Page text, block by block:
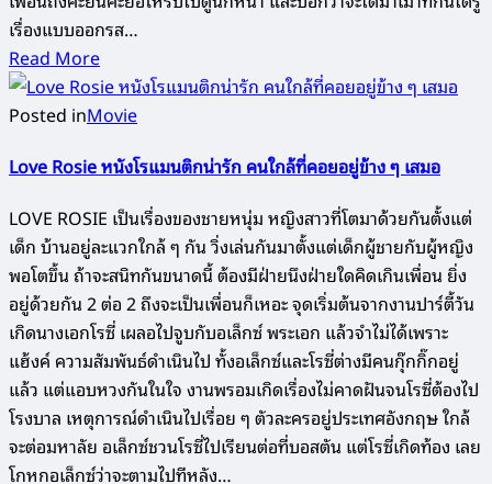
เรื่องแบบออกรส…
Read More
Posted inMovie
Love Rosie หนังโรแมนติกน่ารัก คนใกล้ที่คอยอยู่ข้าง ๆ เสมอ
LOVE ROSIE เป็นเรื่องของชายหนุ่ม หญิงสาวที่โตมาด้วยกันตั้งแต่
เด็ก บ้านอยู่ละแวกใกล้ ๆ กัน วิ่งเล่นกันมาตั้งแต่เด็กผู้ชายกับผู้หญิง
พอโตขึ้น ถ้าจะสนิทกันขนาดนี้ ต้องมีฝ่ายนึงฝ่ายใดคิดเกินเพื่อน ยิ่ง
อยู่ด้วยกัน 2 ต่อ 2 ถึงจะเป็นเพื่อนก็เหอะ จุดเริ่มต้นจากงานปาร์ตี้วัน
เกิดนางเอกโรซี่ เผลอไปจูบกับอเล็กซ์ พระเอก แล้วจำไม่ได้เพราะ
แฮ้งค์ ความสัมพันธ์ดำเนินไป ทั้งอเล็กซ์และโรซี่ต่างมีคนกุ๊กกิ๊กอยู่
แล้ว แต่แอบหวงกันในใจ งานพรอมเกิดเรื่องไม่คาดฝันจนโรซี่ต้องไป
โรงบาล เหตุการณ์ดำเนินไปเรื่อย ๆ ตัวละครอยู่ประเทศอังกฤษ ใกล้
จะต่อมหาลัย อเล็กซ์ชวนโรซี่ไปเรียนต่อที่บอสตัน แต่โรซี่เกิดท้อง เลย
โกหกอเล็กซ์ว่าจะตามไปทีหลัง…